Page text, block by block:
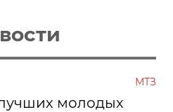
МТЗ
молодых